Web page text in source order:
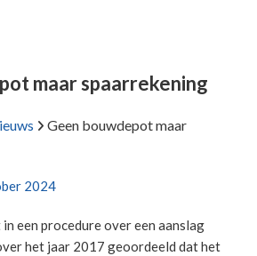
maar spaarrekening
Geen bouwdepot maar
2024
een procedure over een aanslag
het jaar 2017 geoordeeld dat het